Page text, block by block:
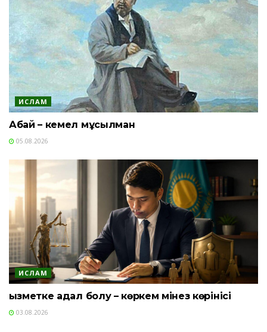
ИСЛАМ
Абай – кемел мұсылман
05.08.2026
ИСЛАМ
Қызметке адал болу – көркем мінез көрінісі
03.08.2026